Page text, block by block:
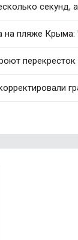
секунд,
на пляже Крыма: